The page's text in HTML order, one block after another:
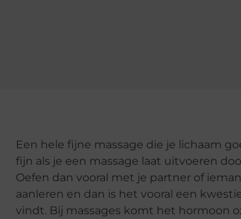
Een hele fijne massage die je lichaam
fijn als je een massage laat uitvoeren
Oefen dan vooral met je partner of
aanleren en dan is het vooral een
vindt. Bij massages komt het hormoon